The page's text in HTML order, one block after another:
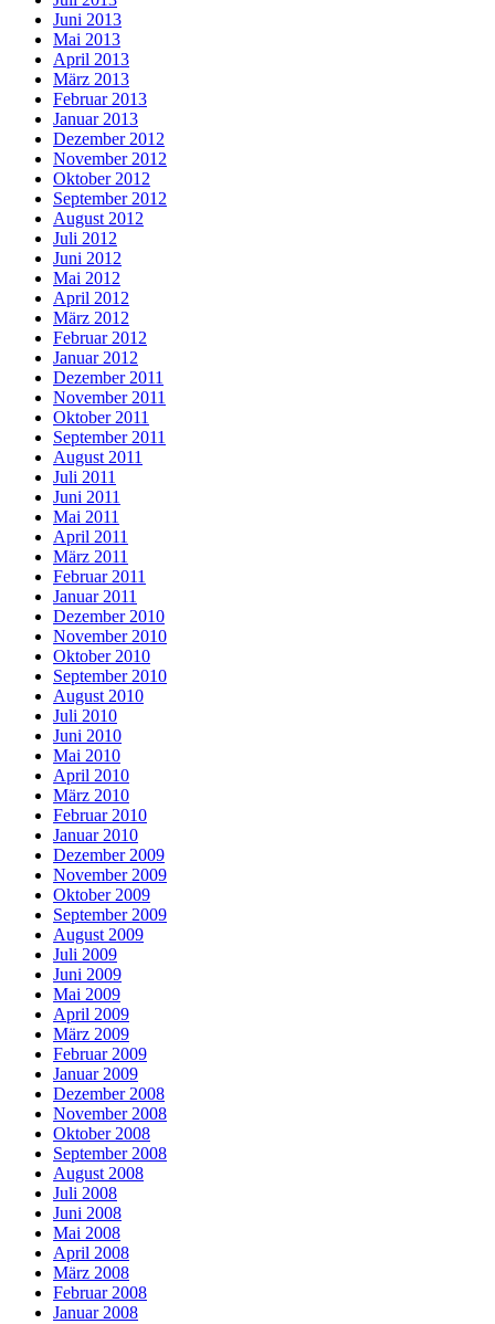
Juni 2013
Mai 2013
April 2013
März 2013
Februar 2013
Januar 2013
Dezember 2012
November 2012
Oktober 2012
September 2012
August 2012
Juli 2012
Juni 2012
Mai 2012
April 2012
März 2012
Februar 2012
Januar 2012
Dezember 2011
November 2011
Oktober 2011
September 2011
August 2011
Juli 2011
Juni 2011
Mai 2011
April 2011
März 2011
Februar 2011
Januar 2011
Dezember 2010
November 2010
Oktober 2010
September 2010
August 2010
Juli 2010
Juni 2010
Mai 2010
April 2010
März 2010
Februar 2010
Januar 2010
Dezember 2009
November 2009
Oktober 2009
September 2009
August 2009
Juli 2009
Juni 2009
Mai 2009
April 2009
März 2009
Februar 2009
Januar 2009
Dezember 2008
November 2008
Oktober 2008
September 2008
August 2008
Juli 2008
Juni 2008
Mai 2008
April 2008
März 2008
Februar 2008
Januar 2008